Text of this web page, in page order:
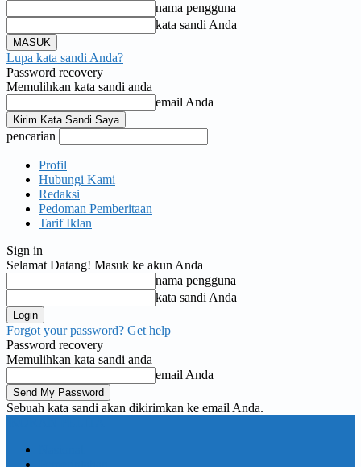
nama pengguna
kata sandi Anda
Lupa kata sandi Anda?
Password recovery
Memulihkan kata sandi anda
email Anda
pencarian
Profil
Hubungi Kami
Redaksi
Pedoman Pemberitaan
Tarif Iklan
Sign in
Selamat Datang! Masuk ke akun Anda
nama pengguna
kata sandi Anda
Forgot your password? Get help
Password recovery
Memulihkan kata sandi anda
email Anda
Sebuah kata sandi akan dikirimkan ke email Anda.